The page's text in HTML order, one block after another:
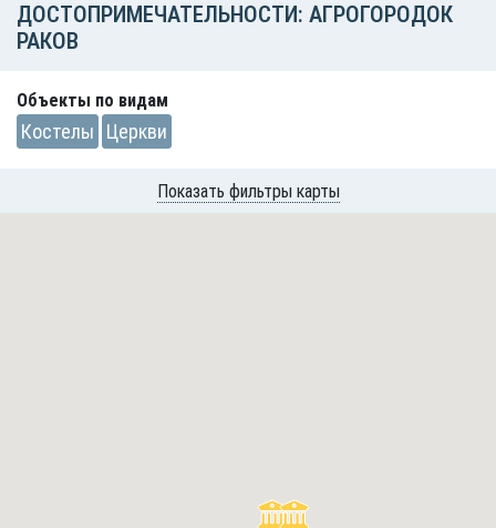
ДОСТОПРИМЕЧАТЕЛЬНОСТИ: АГРОГОРОДОК
РАКОВ
Объекты по видам
Костелы Церкви
Показать фильтры карты